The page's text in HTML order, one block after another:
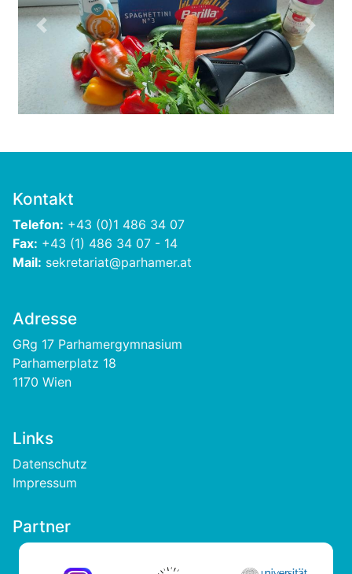
Previous Next
Kontakt
Telefon: +43 (0)1 486 34 07
Fax: +43 (1) 486 34 07 - 14
Mail: sekretariat@parhamer.at
Adresse
GRg 17 Parhamergymnasium
Parhamerplatz 18
1170 Wien
Links
Footer
Datenschutz
Impressum
Partner